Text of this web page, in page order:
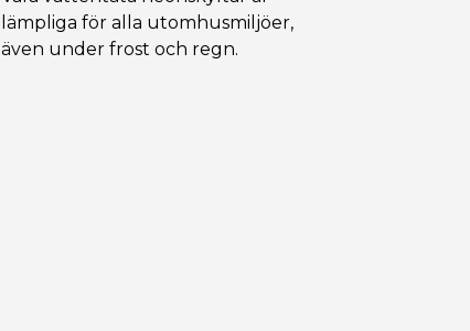
lämpliga för alla utomhusmiljöer,
även under frost och regn.